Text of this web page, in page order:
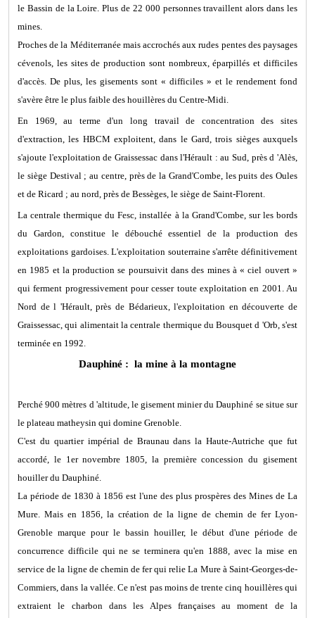
le Bassin de la Loire. Plus de 22 000 personnes travaillent alors dans les
mines.
Proches de la Méditerranée mais accrochés aux rudes pentes des paysages
cévenols, les sites de production sont nombreux, éparpillés et difficiles
d'accès. De plus, les gisements sont « difficiles » et le rendement fond
s'avère être le plus faible des houillères du Centre-Midi.
En 1969, au terme d'un long travail de concentration des sites
d'extraction, les HBCM exploitent, dans le Gard, trois sièges auxquels
s'ajoute l'exploitation de Graissessac dans l'Hérault : au Sud, près d 'Alès,
le siège Destival ; au centre, près de la Grand'Combe, les puits des Oules
et de Ricard ; au nord, près de Bessèges, le siège de Saint-Florent.
La centrale thermique du Fesc, installée à la Grand'Combe, sur les bords
du Gardon, constitue le débouché essentiel de la production des
exploitations gardoises. L'exploitation souterraine s'arrête définitivement
en 1985 et la production se poursuivit dans des mines à « ciel ouvert »
qui ferment progressivement pour cesser toute exploitation en 2001. Au
Nord de l 'Hérault, près de Bédarieux, l'exploitation en découverte de
Graissessac, qui alimentait la centrale thermique du Bousquet d 'Orb, s'est
terminée en 1992.
Dauphiné : la mine à la montagne
Perché 900 mètres d 'altitude, le gisement minier du Dauphiné se situe sur
le plateau matheysin qui domine Grenoble.
C'est du quartier impérial de Braunau dans la Haute-Autriche que fut
accordé, le 1er novembre 1805, la première concession du gisement
houiller du Dauphiné.
La période de 1830 à 1856 est l'une des plus prospères des Mines de La
Mure. Mais en 1856, la création de la ligne de chemin de fer Lyon-
Grenoble marque pour le bassin houiller, le début d'une période de
concurrence difficile qui ne se terminera qu'en 1888, avec la mise en
service de la ligne de chemin de fer qui relie La Mure à Saint-Georges-de-
Commiers, dans la vallée. Ce n'est pas moins de trente cinq houillères qui
extraient le charbon dans les Alpes françaises au moment de la